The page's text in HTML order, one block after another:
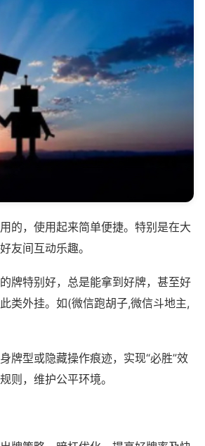
的，使用起来简单便捷。特别是在大
友间互动乐趣。
牌特别好，总是能拿到好牌，甚至好
类外挂。如(微信跑胡子,微信斗地主,
牌型或隐藏操作痕迹，实现“必胜”效
则，维护公平环境。